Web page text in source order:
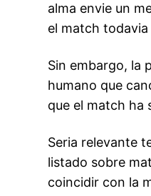
alma envie un
el match
Sin embargo, la
humano que
que el match ha
Seri­a relevante
listado sobre
coincidir con la